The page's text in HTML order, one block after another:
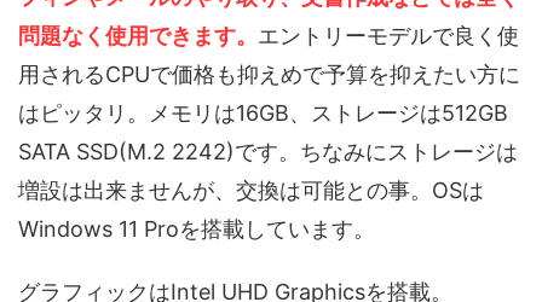
問題なく使用できます。 エントリーモデルで良く使
用されるCPUで価格も抑えめで予算を抑えたい方に
はピッタリ。メモリは16GB、ストレージは512GB
SATA SSD(M.2 2242)です。ちなみにストレージは
増設は出来ませんが、交換は可能との事。OSは
Windows 11 Proを搭載しています。
グラフィックはIntel UHD Graphicsを搭載。